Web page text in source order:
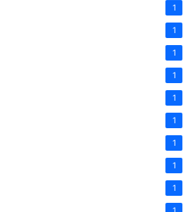
1
1
1
1
1
1
1
1
1